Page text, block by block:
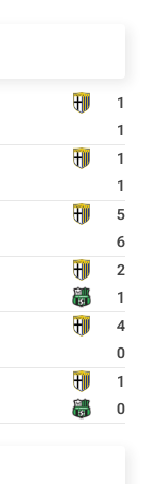
1
1
1
1
5
6
2
1
4
0
1
0